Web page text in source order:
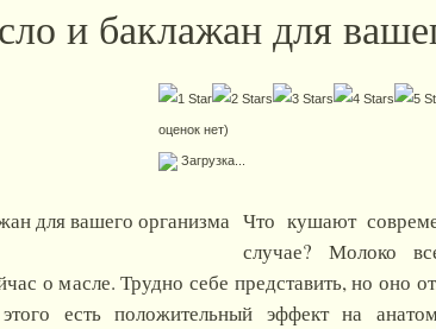
и баклажан для
оценок нет)
Загрузка...
Что кушают
случае? Молоко
о масле. Трудно себе представить, но оно
есть положительный эффект на